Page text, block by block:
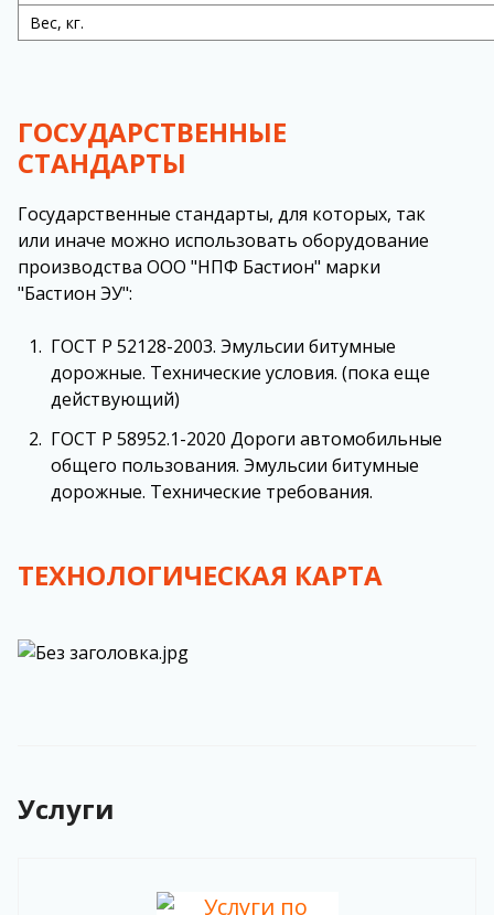
Вес, кг.
ГОСУДАРСТВЕННЫЕ
СТАНДАРТЫ
Государственные стандарты, для которых, так
или иначе можно использовать оборудование
производства ООО "НПФ Бастион" марки
"Бастион ЭУ":
ГОСТ Р 52128-2003. Эмульсии битумные
дорожные. Технические условия. (пока еще
действующий)
ГОСТ Р 58952.1-2020 Дороги автомобильные
общего пользования. Эмульсии битумные
дорожные. Технические требования.
ТЕХНОЛОГИЧЕСКАЯ КАРТА
Услуги